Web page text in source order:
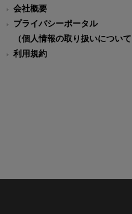
会社概要
プライバシーポータル
（個人情報の取り扱いについて
利用規約